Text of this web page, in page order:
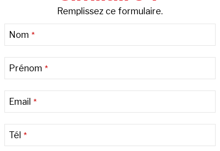
Remplissez ce formulaire.
Business
Email
Nom *
Prénom *
Email *
Tél *